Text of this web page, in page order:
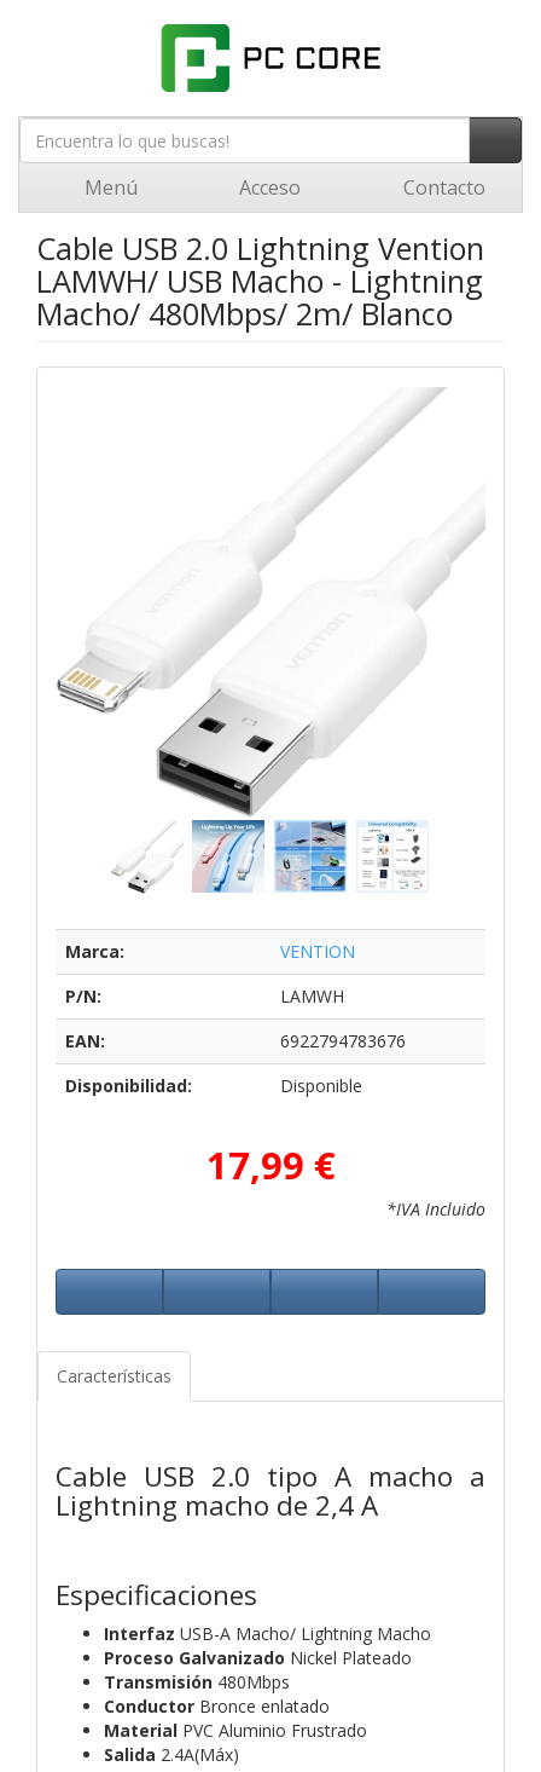
Menú Acceso Contacto
Cable USB 2.0 Lightning Vention
LAMWH/ USB Macho - Lightning
Macho/ 480Mbps/ 2m/ Blanco
Marca:
VENTION
P/N:
LAMWH
EAN:
6922794783676
Disponibilidad:
Disponible
17,99 €
*IVA Incluido
Características
Cable USB 2.0 tipo A macho a
Lightning macho de 2,4 A
Especificaciones
Interfaz USB-A Macho/ Lightning Macho
Proceso Galvanizado Nickel Plateado
Transmisión 480Mbps
Conductor Bronce enlatado
Material PVC Aluminio Frustrado
Salida 2.4A(Máx)